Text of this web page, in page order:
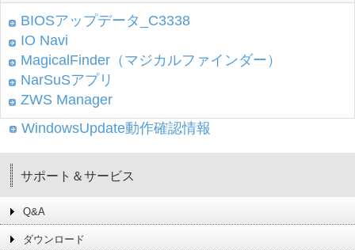
BIOSアップデータ_C3338
IO Navi
MagicalFinder（マジカルファインダー）
NarSuSアプリ
ZWS Manager
WindowsUpdate動作確認情報
サポート＆サービス
Q&A
ダウンロード